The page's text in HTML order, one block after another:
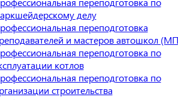
делу
переподготовка
и мастеров автошкол
переподготовка по
котлов
переподготовка по
строительства